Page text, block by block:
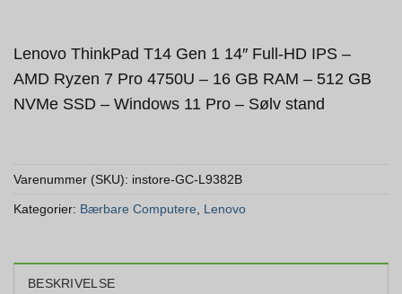
Lenovo ThinkPad T14 Gen 1 14″ Full-HD IPS –
AMD Ryzen 7 Pro 4750U – 16 GB RAM – 512 GB
NVMe SSD – Windows 11 Pro – Sølv stand
Varenummer (SKU): instore-GC-L9382B
Kategorier: Bærbare Computere Lenovo
BESKRIVELSE